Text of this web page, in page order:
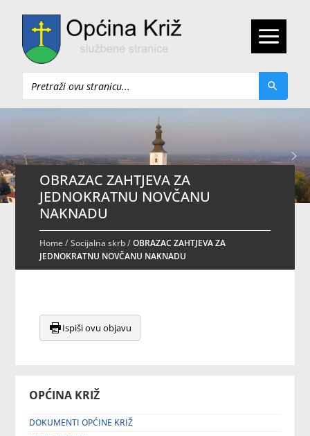
Pretraži
OPĆINA KRIŽ
DOKUMENTI OPĆINE KRIŽ
OBRAZAC ZAHTJEVA ZA
JEDNOKRATNU NOVČANU
NAKNADU
Home/Socijalna skrb/OBRAZAC ZAHTJEVA ZA
JEDNOKRATNU NOVČANU NAKNADU
Ispiši ovu objavu